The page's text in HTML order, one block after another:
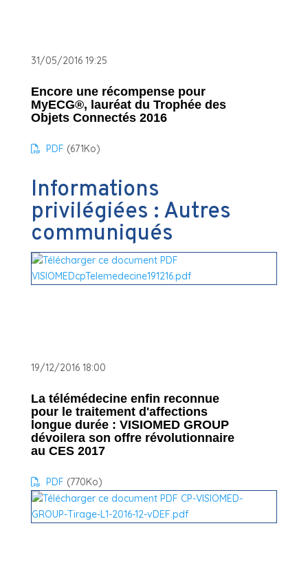
31/05/2016 19:25
Encore une récompense pour
MyECG®, lauréat du Trophée des
Objets Connectés 2016
PDF (671Ko)
Informations
privilégiées : Autres
communiqués
19/12/2016 18:00
La télémédecine enfin reconnue
pour le traitement d'affections
longue durée : VISIOMED GROUP
dévoilera son offre révolutionnaire
au CES 2017
PDF (770Ko)